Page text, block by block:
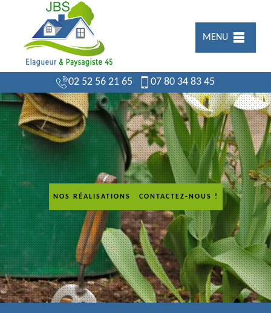
MENU
02 52 56 21 65 07 80 34 83 45
NOS RÉALISATIONS CONTACTEZ-NOUS !